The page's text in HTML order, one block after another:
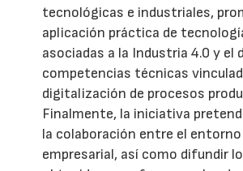
tecnológicas e industriales,
aplicación práctica de
asociadas a la Industria 4.0 y el
competencias técnicas
digitalización de procesos
Finalmente, la iniciativa
la colaboración entre el
empresarial, así como difundir